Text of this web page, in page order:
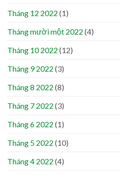
Tháng 12 2022 (1)
Tháng mười một 2022 (4)
Tháng 10 2022 (12)
Tháng 9 2022 (3)
Tháng 8 2022 (8)
Tháng 7 2022 (3)
Tháng 6 2022 (1)
Tháng 5 2022 (10)
Tháng 4 2022 (4)